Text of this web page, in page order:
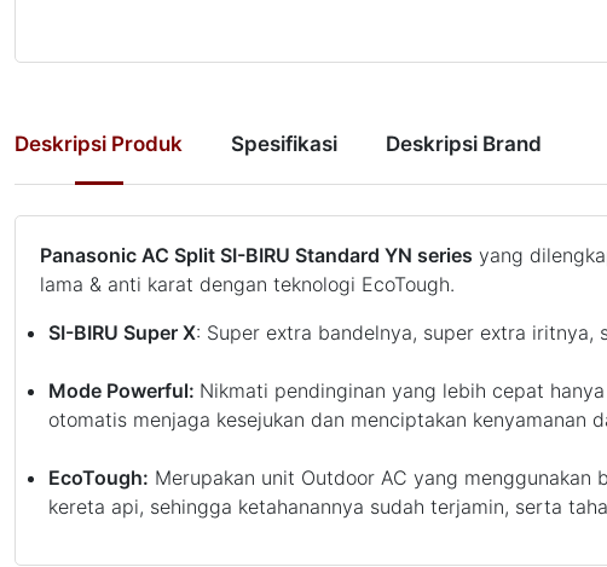
Deskripsi Produk Spesifikasi Deskripsi Brand
Panasonic AC Split SI-BIRU Standard YN series yang
lama & anti karat dengan teknologi EcoTough.
SI-BIRU Super X: Super extra bandelnya, super extra iritnya,
Mode Powerful: Nikmati pendinginan yang lebih cepat
otomatis menjaga kesejukan dan menciptakan kenyamanan
EcoTough: Merupakan unit Outdoor AC yang
kereta api, sehingga ketahanannya sudah terjamin, serta